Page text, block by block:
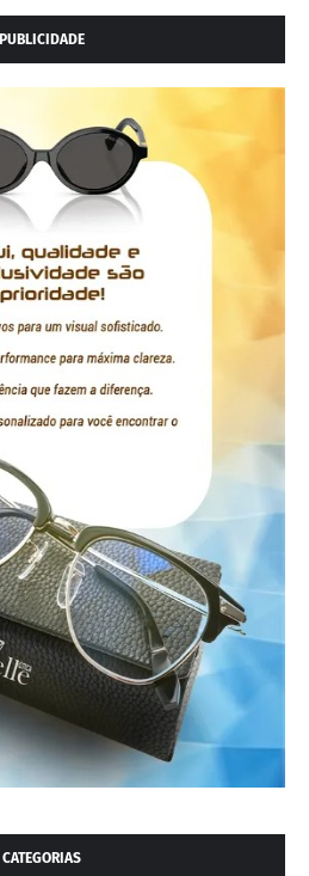
PUBLICIDADE
CATEGORIAS